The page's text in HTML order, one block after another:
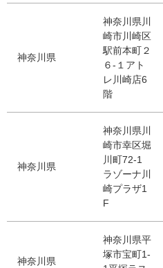
神奈川県
神奈川県川
崎市川崎区
駅前本町２
６‐１アト
レ川崎店6
階
神奈川県
神奈川県川
崎市幸区堀
川町72-1
ラゾーナ川
崎プラザ1
F
神奈川県
神奈川県平
塚市宝町1-